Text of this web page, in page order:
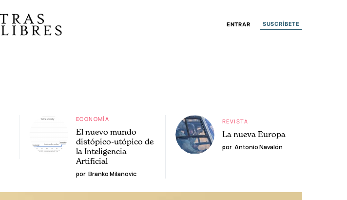
ENTRAR SUSCRÍBETE
ECONOMÍA
El nuevo mundo
distópico-utópico de
la Inteligencia
Artificial
por Branko Milanovic
REVISTA
La nueva Europa
por Antonio Navalón